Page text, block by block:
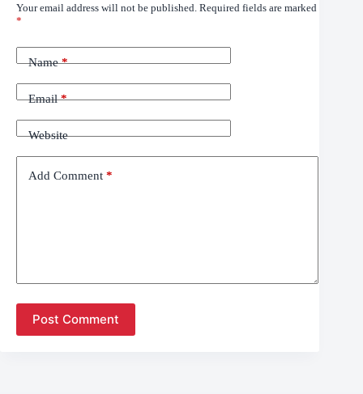
Your email address will not be published. Required fields are marked
*
Name*
Email*
Website
Add Comment *
Post Comment